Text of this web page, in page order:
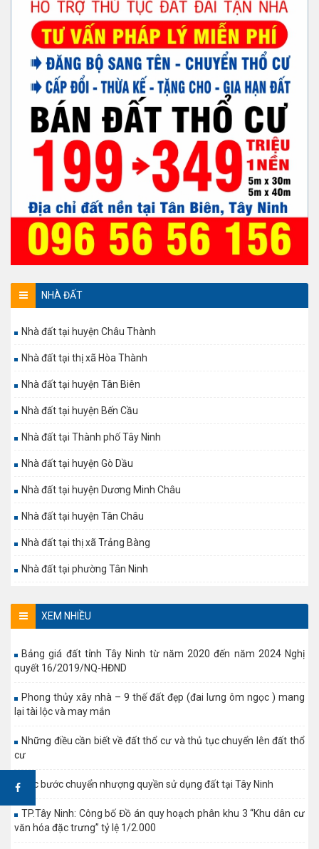
NHÀ ĐẤT
Nhà đất tại huyện Châu Thành
Nhà đất tại thị xã Hòa Thành
Nhà đất tại huyện Tân Biên
Nhà đất tại huyện Bến Cầu
Nhà đất tại Thành phố Tây Ninh
Nhà đất tại huyện Gò Dầu
Nhà đất tại huyện Dương Minh Châu
Nhà đất tại huyện Tân Châu
Nhà đất tại thị xã Trảng Bàng
Nhà đất tại phường Tân Ninh
XEM NHIỀU
Bảng giá đất tỉnh Tây Ninh từ năm 2020 đến năm 2024 Nghị
quyết 16/2019/NQ-HĐND
Phong thủy xây nhà – 9 thế đất đẹp (đai lưng ôm ngọc ) mang
lại tài lộc và may mắn
Những điều cần biết về đất thổ cư và thủ tục chuyển lên đất thổ
cư
Các bước chuyển nhượng quyền sử dụng đất tại Tây Ninh
TP.Tây Ninh: Công bố Đồ án quy hoạch phân khu 3 “Khu dân cư
văn hóa đặc trưng” tỷ lệ 1/2.000